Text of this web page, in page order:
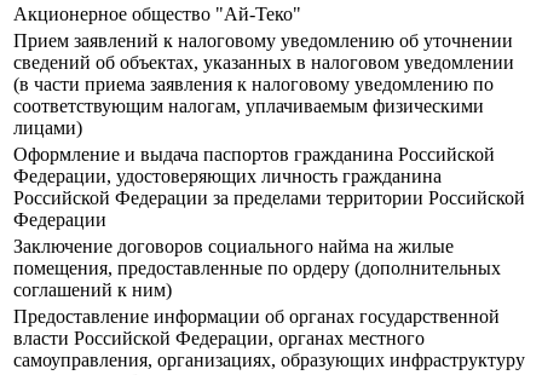
Акционерное общество "Ай-Теко"
Прием заявлений к налоговому уведомлению об уточнении
сведений об объектах, указанных в налоговом уведомлении
(в части приема заявления к налоговому уведомлению по
соответствующим налогам, уплачиваемым физическими
лицами)
Оформление и выдача паспортов гражданина Российской
Федерации, удостоверяющих личность гражданина
Российской Федерации за пределами территории Российской
Федерации
Заключение договоров социального найма на жилые
помещения, предоставленные по ордеру (дополнительных
соглашений к ним)
Предоставление информации об органах государственной
власти Российской Федерации, органах местного
самоуправления, организациях, образующих инфраструктуру